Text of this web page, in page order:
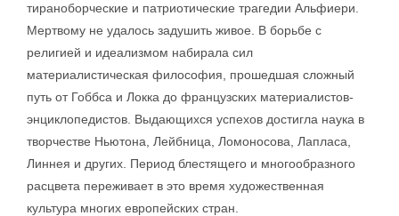
тираноборческие и патриотические трагедии Альфиери.
Мертвому не удалось задушить живое. В борьбе с
религией и идеализмом набирала сил
материалистическая философия, прошедшая сложный
путь от Гоббса и Локка до французских материалистов-
энциклопедистов. Выдающихся успехов достигла наука в
творчестве Ньютона, Лейбница, Ломоносова, Лапласа,
Линнея и других. Период блестящего и многообразного
расцвета переживает в это время художественная
культура многих европейских стран.